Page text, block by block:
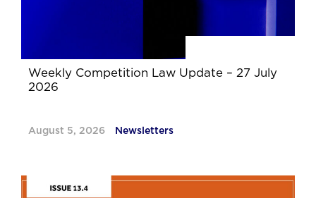
Weekly Competition Law Update – 27 July
2026
August 5, 2026 Newsletters